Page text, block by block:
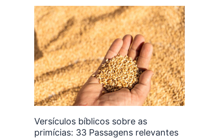
Versículos bíblicos sobre as
primícias: 33 Passagens relevantes